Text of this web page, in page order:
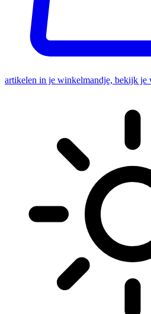
artikelen in je winkelmandje, bekijk je